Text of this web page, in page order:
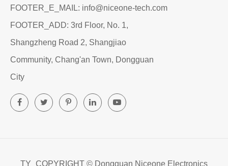
FOOTER_E_MAIL: info@niceone-tech.com
FOOTER_ADD: 3rd Floor, No. 1,
Shangzheng Road 2, Shangjiao
Community, Chang'an Town, Dongguan
City
TY_COPYRIGHT © Dongguan Niceone Electronics